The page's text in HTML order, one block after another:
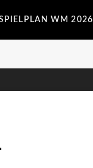
WM 2026